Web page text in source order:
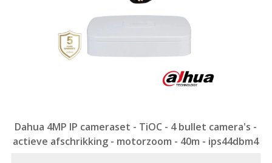
Dahua 4MP IP cameraset - TiOC - 4 bullet camera's -
actieve afschrikking - motorzoom - 40m - ips44dbm4